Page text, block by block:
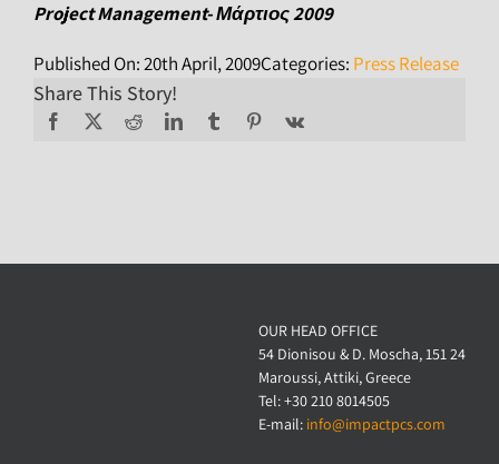
Project Management- Μάρτιος 2009
Published On: 20th April, 2009Categories: Press Release
Share This Story!
OUR HEAD OFFICE
54 Dionisou & D. Moscha, 151 24
Maroussi, Attiki, Greece
Tel: +30 210 8014505
E-mail: info@impactpcs.com